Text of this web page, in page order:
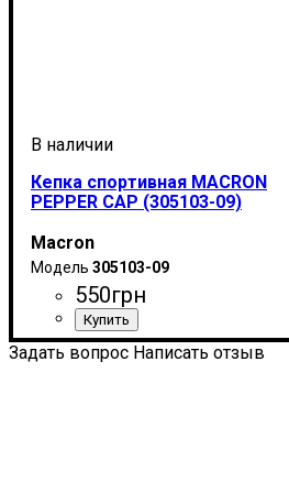
Кепка спортивная MACRON
PEPPER CAP (305103-09)
Macron
305103-09
550грн
Пол: Унисекс
Производитель: Macron
Цвет: Черный
Задать вопрос Написать отзыв